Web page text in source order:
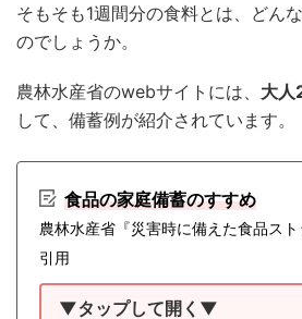
そもそも1週間分の食料とは、どん
のでしょうか。
農林水産省のwebサイトには、 大人
して、備蓄例が紹介されています。
食品の家庭備蓄のすすめ
農林水産省『災害時に備えた食品ス
引用
▼タップして開く▼